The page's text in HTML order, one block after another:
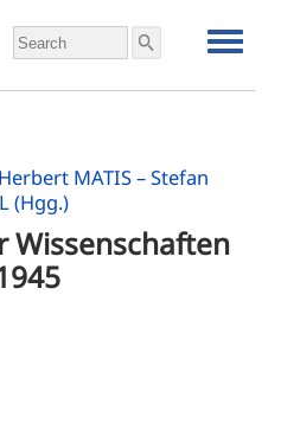
MATIS – Stefan
(Hgg.)
Wissenschaften